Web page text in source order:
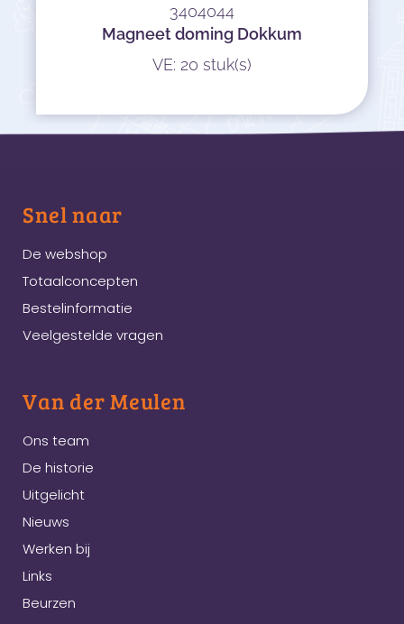
3404044
Magneet doming Dokkum
VE: 20 stuk(s)
Snel naar
De webshop
Totaalconcepten
Bestelinformatie
Veelgestelde vragen
Van der Meulen
Ons team
De historie
Uitgelicht
Nieuws
Werken bij
Links
Beurzen